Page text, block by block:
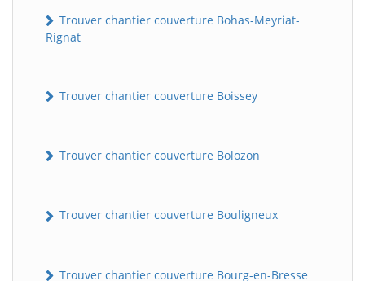
Trouver chantier couverture Bohas-Meyriat-
Rignat
Trouver chantier couverture Boissey
Trouver chantier couverture Bolozon
Trouver chantier couverture Bouligneux
Trouver chantier couverture Bourg-en-Bresse